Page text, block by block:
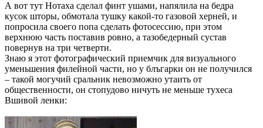
А вот тут Нотаха сделал финт ушами, напялила на бедра
кусок шторы, обмотала тушку какой-то газовой херней, и
попросила своего попа сделать фотосессию, при этом
верхнюю часть поставив ровно, а тазобедерный сустав
повернув на три четверти.
Знаю я этот фотографический приемчик для визуального
уменьшения филейной части, но у блъгарки он не получился
– такой могучий сральник невозможно утаить от
общественности, он стопудово ничуть не меньше тухеса
Вшивой ленки: